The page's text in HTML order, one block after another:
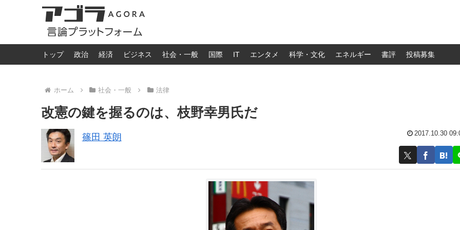
トップ 政治 経済 ビジネス 社会・一般 国際 IT エンタメ 科学・文化 エネルギー 書評 投稿募集
ホーム 社会・一般 法律
改憲の鍵を握るのは、枝野幸男氏だ
篠田 英朗 2017.10.30